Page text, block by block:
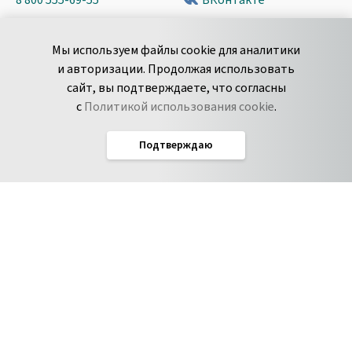
Мы используем файлы cookie для аналитики
и авторизации. Продолжая использовать
сайт, вы подтверждаете, что согласны
сПолитикой использования cookie.
Подтверждаю
пн-пт с 9 до 18 часов (Мск)
Сообщить об
уязвимости
Spark
Дзен
Соглашение об обработке данных